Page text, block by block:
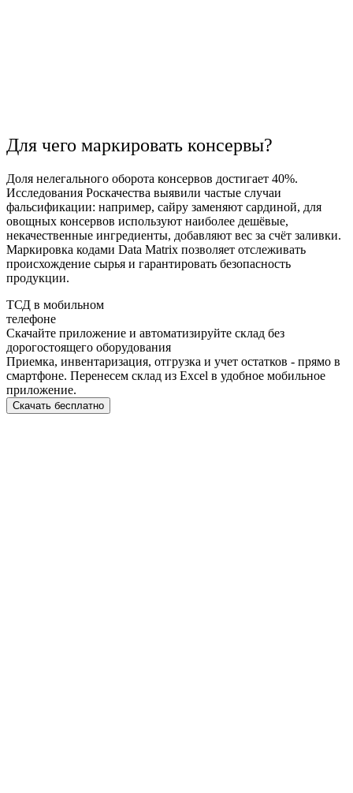
Для чего маркировать консервы?
Доля нелегального оборота консервов достигает 40%.
Исследования Роскачества выявили частые случаи
фальсификации: например, сайру заменяют сардиной, для
овощных консервов используют наиболее дешёвые,
некачественные ингредиенты, добавляют вес за счёт заливки.
Маркировка кодами Data Matrix позволяет отслеживать
происхождение сырья и гарантировать безопасность
продукции.
ТСД в мобильном
телефоне
Скачайте приложение и автоматизируйте склад без
дорогостоящего оборудования
Приемка, инвентаризация, отгрузка и учет остатков - прямо в
смартфоне. Перенесем склад из Excel в удобное мобильное
приложение.
Скачать бесплатно